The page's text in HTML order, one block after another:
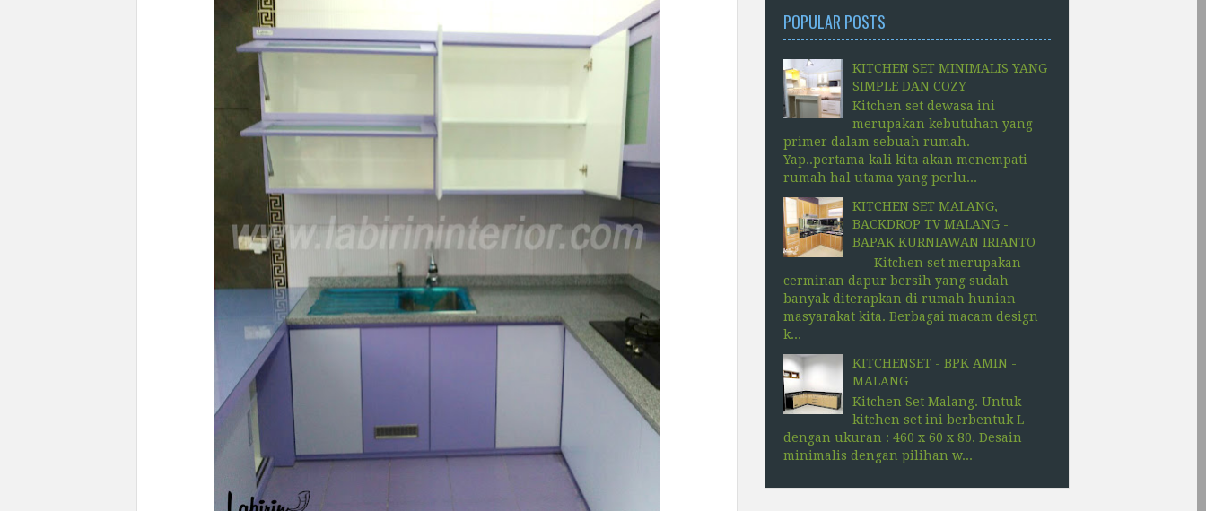
POPULAR POSTS
KITCHEN SET MINIMALIS YANG
SIMPLE DAN COZY
Kitchen set dewasa ini
merupakan kebutuhan yang
primer dalam sebuah rumah.
Yap..pertama kali kita akan menempati
rumah hal utama yang perlu...
KITCHEN SET MALANG,
BACKDROP TV MALANG -
BAPAK KURNIAWAN IRIANTO
Kitchen set merupakan
cerminan dapur bersih yang sudah
banyak diterapkan di rumah hunian
masyarakat kita. Berbagai macam design
k...
KITCHENSET - BPK AMIN -
MALANG
Kitchen Set Malang. Untuk
kitchen set ini berbentuk L
dengan ukuran : 460 x 60 x 80. Desain
minimalis dengan pilihan w...